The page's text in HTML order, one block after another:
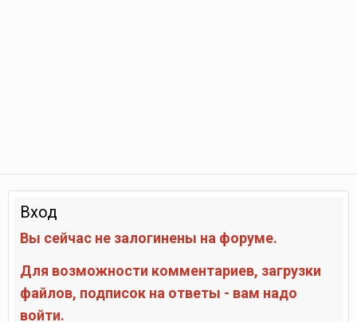
Вход
Вы сейчас не залогинены на форуме.
Для возможности комментариев, загрузки
файлов, подписок на ответы - вам надо
войти.